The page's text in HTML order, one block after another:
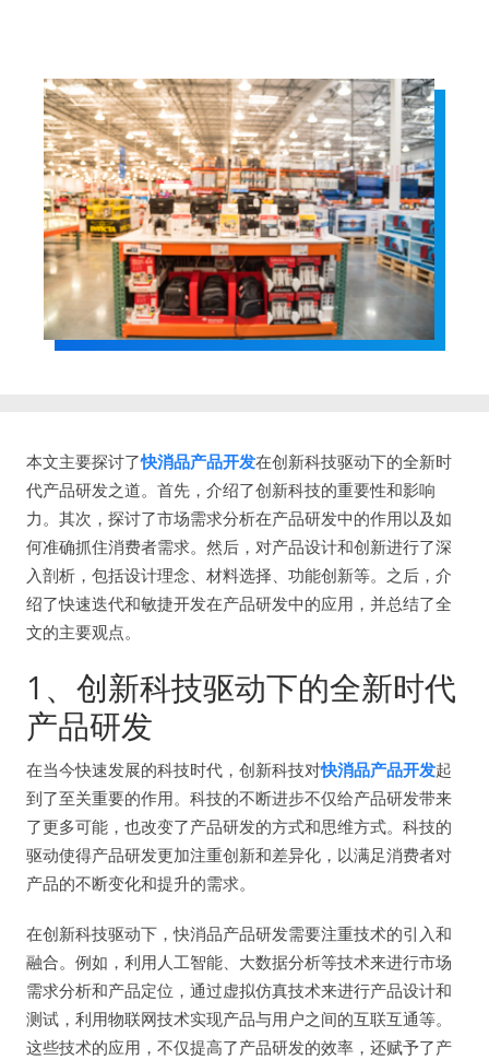
本文主要探讨了快消品产品开发在创新科技驱动下的全新时
代产品研发之道。首先，介绍了创新科技的重要性和影响
力。其次，探讨了市场需求分析在产品研发中的作用以及如
何准确抓住消费者需求。然后，对产品设计和创新进行了深
入剖析，包括设计理念、材料选择、功能创新等。之后，介
绍了快速迭代和敏捷开发在产品研发中的应用，并总结了全
文的主要观点。
1、创新科技驱动下的全新时代
产品研发
在当今快速发展的科技时代，创新科技对快消品产品开发起
到了至关重要的作用。科技的不断进步不仅给产品研发带来
了更多可能，也改变了产品研发的方式和思维方式。科技的
驱动使得产品研发更加注重创新和差异化，以满足消费者对
产品的不断变化和提升的需求。
在创新科技驱动下，快消品产品研发需要注重技术的引入和
融合。例如，利用人工智能、大数据分析等技术来进行市场
需求分析和产品定位，通过虚拟仿真技术来进行产品设计和
测试，利用物联网技术实现产品与用户之间的互联互通等。
这些技术的应用，不仅提高了产品研发的效率，还赋予了产